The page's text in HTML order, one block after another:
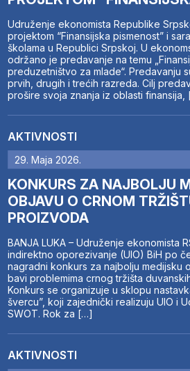
Udruženje ekonomista Republike
projektom “Finansijska pismenost” i
školama u Republici Srpskoj. U
održano je predavanje na temu
preduzetništvo za mlade“. Predavanju
prvih, drugih i trećih razreda. Cilj
prošire svoja znanja iz oblasti finansija,
AKTIVNOSTI
29. Maja 2026.
KONKURS ZA NAJBOLJU
OBJAVU O CRNOM
PROIZVODA
BANJA LUKA – Udruženje ekonomista
indirektno oporezivanje (UIO) BiH po
nagradni konkurs za najbolju medijsku
bavi problemima crnog tržišta
Konkurs se organizuje u sklopu
švercu”, koji zajednički realizuju UIO i
SWOT. Rok za […]
AKTIVNOSTI